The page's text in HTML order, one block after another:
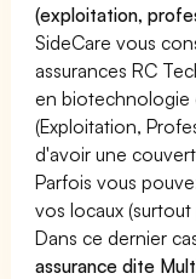
(exploitation,
SideCare vous
assurances RC
en biotechnologie
(Exploitation,
d'avoir une
Parfois vous
vos locaux
Dans ce dernier
assurance dite